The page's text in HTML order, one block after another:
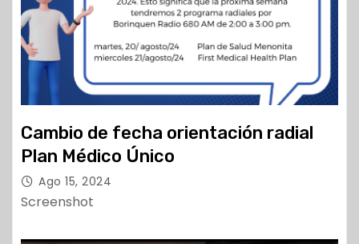
Cambio de fecha orientación radial
Plan Médico Único
Ago 15, 2024
Screenshot